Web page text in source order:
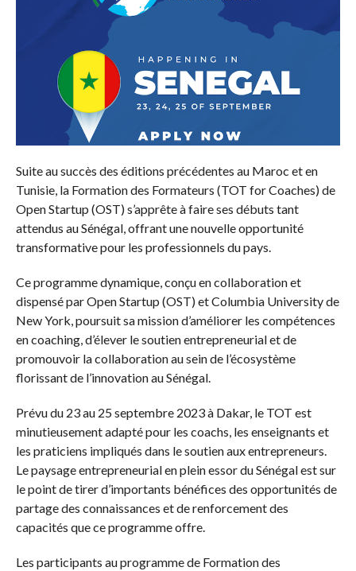
Suite au succès des éditions précédentes au Maroc et en
Tunisie, la Formation des Formateurs (TOT for Coaches) de
Open Startup (OST) s’apprête à faire ses débuts tant
attendus au Sénégal, offrant une nouvelle opportunité
transformative pour les professionnels du pays.
Ce programme dynamique, conçu en collaboration et
dispensé par Open Startup (OST) et Columbia University de
New York, poursuit sa mission d’améliorer les compétences
en coaching, d’élever le soutien entrepreneurial et de
promouvoir la collaboration au sein de l’écosystème
florissant de l’innovation au Sénégal.
Prévu du 23 au 25 septembre 2023 à Dakar, le TOT est
minutieusement adapté pour les coachs, les enseignants et
les praticiens impliqués dans le soutien aux entrepreneurs.
Le paysage entrepreneurial en plein essor du Sénégal est sur
le point de tirer d’importants bénéfices des opportunités de
partage des connaissances et de renforcement des
capacités que ce programme offre.
Les participants au programme de Formation des